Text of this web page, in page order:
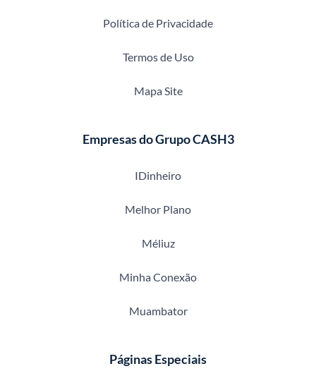
Política de Privacidade
Termos de Uso
Mapa Site
Empresas do Grupo CASH3
IDinheiro
Melhor Plano
Méliuz
Minha Conexão
Muambator
Páginas Especiais